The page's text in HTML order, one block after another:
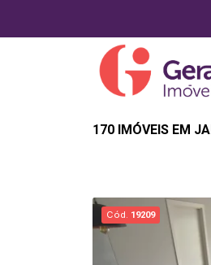
170 IMÓVEIS EM
Cód. 19209